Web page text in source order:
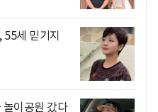
세 믿기지
이공원 갔다